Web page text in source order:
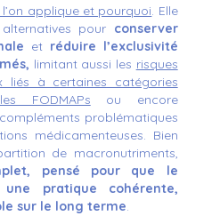
applique et pourquoi. Elle
pour conserver
et réduire l’exclusivité
limitant aussi les risques
liés à certaines catégories
FODMAPs ou encore
problématiques
médicamenteuses. Bien
de macronutriments,
pensé pour que le
pratique cohérente,
sur le long terme.